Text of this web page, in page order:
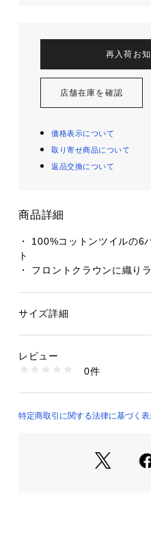
再入荷お
店舗在庫を確認
価格表示について
取り寄せ商品について
返品交換について
商品詳細
・ 100%コットンツイルの6
ト
・ フロントクラウンに織り
・ 背面にHUF織りフラッグラ
性別：レディース
1109700000247
サイズ詳細
レビュー
0件
特定商取引に関する法律に基づく表